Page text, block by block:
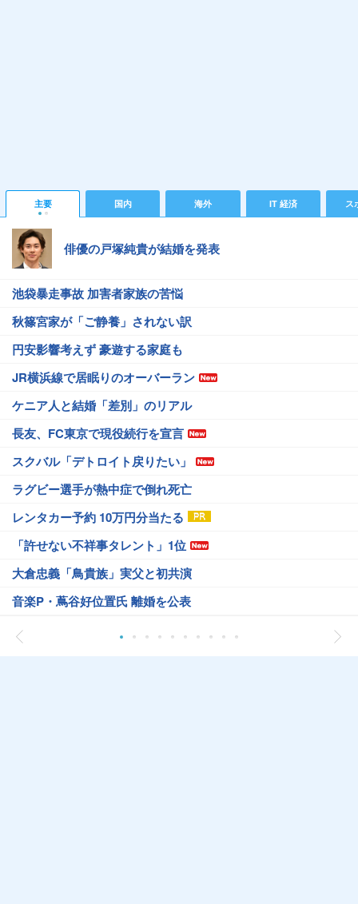
主要 国内 海外 IT 経済 ス
俳優の戸塚純貴が結婚を発表
池袋暴走事故 加害者家族の苦悩
秋篠宮家が「ご静養」されない訳
円安影響考えず 豪遊する家庭も
JR横浜線で居眠りのオーバーラン
ケニア人と結婚「差別」のリアル
長友、FC東京で現役続行を宣言
スクバル「デトロイト戻りたい」
ラグビー選手が熱中症で倒れ死亡
レンタカー予約 10万円分当たる
「許せない不祥事タレント」1位
大倉忠義「鳥貴族」実父と初共演
音楽P・蔦谷好位置氏 離婚を公表